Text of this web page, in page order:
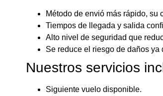
Método de envió más rápido, su
Tiempos de llegada y salida
Alto nivel de seguridad que
Se reduce el riesgo de daños
Nuestros servicios
Siguiente vuelo disponible.